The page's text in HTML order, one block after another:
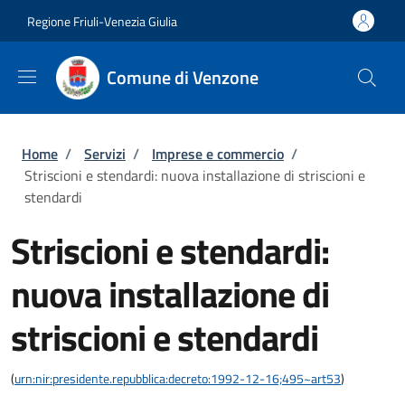
Regione Friuli-Venezia Giulia
Comune di Venzone
Briciole di pane
Home / Servizi / Imprese e commercio /
Striscioni e stendardi: nuova installazione di striscioni e
stendardi
Striscioni e stendardi:
nuova installazione di
striscioni e stendardi
(urn:nir:presidente.repubblica:decreto:1992-12-16;495~art53)